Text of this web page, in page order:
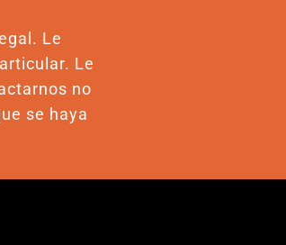
Le
Le
no
se haya